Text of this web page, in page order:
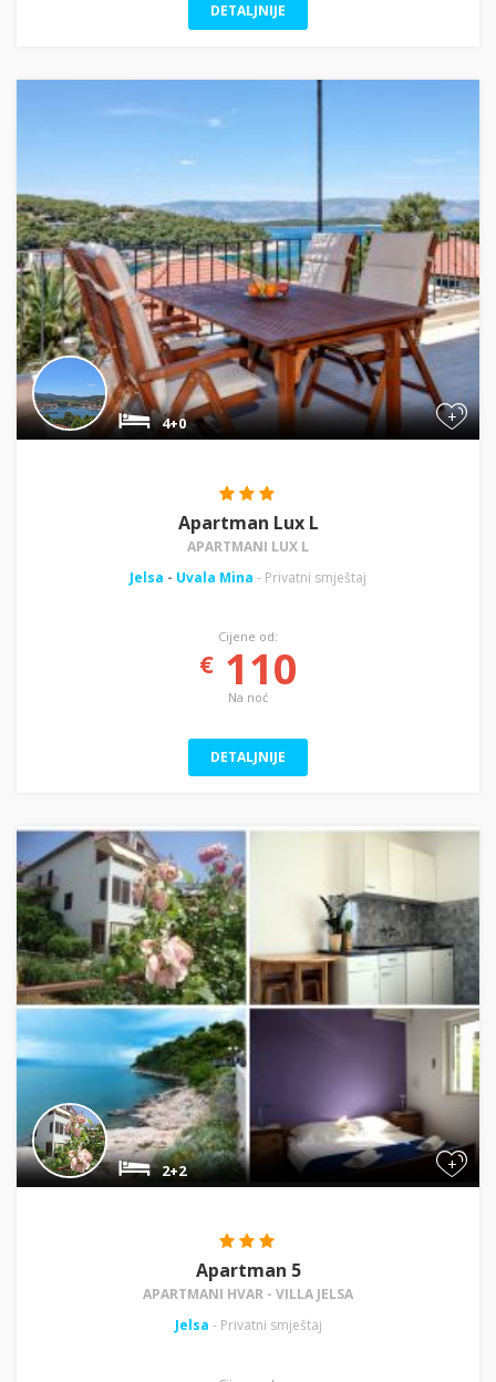
DETALJNIJE
+
4+0
Apartman Lux L
APARTMANI LUX L
Jelsa - Uvala Mina - Privatni smještaj
Cijene od:
€110
Na noć
DETALJNIJE
+
2+2
Apartman 5
APARTMANI HVAR - VILLA JELSA
Jelsa - Privatni smještaj